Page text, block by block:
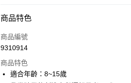
付款方式
信用卡一次付款
Apple Pay
商品特色
商品編號
9310914
商品特色
適合年齡：8~15歲